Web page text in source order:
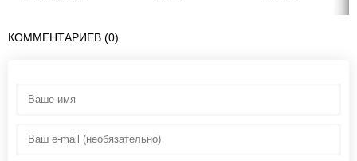
КОММЕНТАРИЕВ (0)